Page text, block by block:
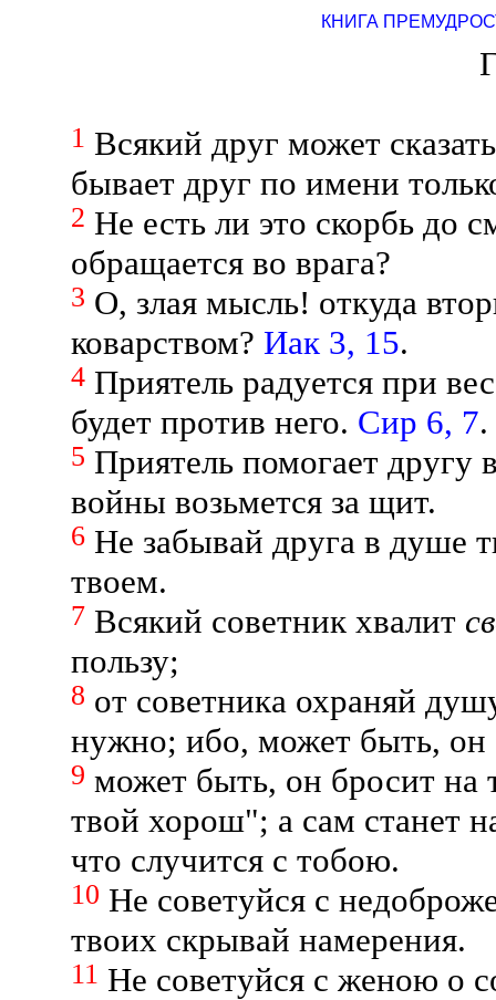
КНИГА
1 Всякий друг может
бывает друг по имени
2 Не есть ли это скорбь до
обращается во врага?
3 О, злая мысль! откуда
коварством? Иак 3, 15.
4 Приятель радуется при
будет против него. Сир 6, 7.
5 Приятель помогает другу
войны возьмется за щит.
6 Не забывай друга в душе
твоем.
7 Всякий советник хвалит
пользу;
8 от советника охраняй
нужно; ибо, может быть, он
9 может быть, он бросит на
твой хорош"; а сам станет
что случится с тобою.
10 Не советуйся с
твоих скрывай намерения.
11 Не советуйся с женою о